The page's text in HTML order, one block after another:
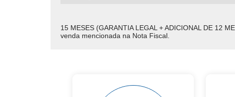
15 MESES (GARANTIA LEGAL + ADICIONAL DE 12
venda mencionada na Nota Fiscal.